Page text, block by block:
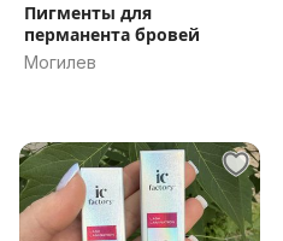
Пигменты для
перманента бровей
Могилев